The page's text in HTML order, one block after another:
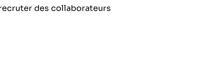
des collaborateurs